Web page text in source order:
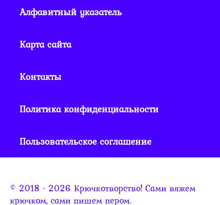
Алфавитный указатель
Карта сайта
Контакты
Политика конфиденциальности
Пользовательское соглашение
© 2018 - 2026 Крючкотворство! Сами вяжем
крючком, сами пишем пером.